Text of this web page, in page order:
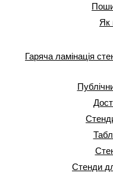
Як
Гаряча ламінація
Стенди